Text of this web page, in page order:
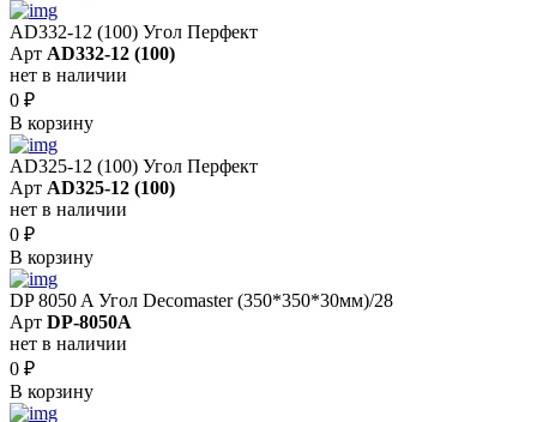
AD332-12 (100) Угол Перфект
Арт AD332-12 (100)
нет в наличии
0 ₽
В корзину
AD325-12 (100) Угол Перфект
Арт AD325-12 (100)
нет в наличии
0 ₽
В корзину
DP 8050 A Угол Decomaster (350*350*30мм)/28
Арт DP-8050A
нет в наличии
0 ₽
В корзину